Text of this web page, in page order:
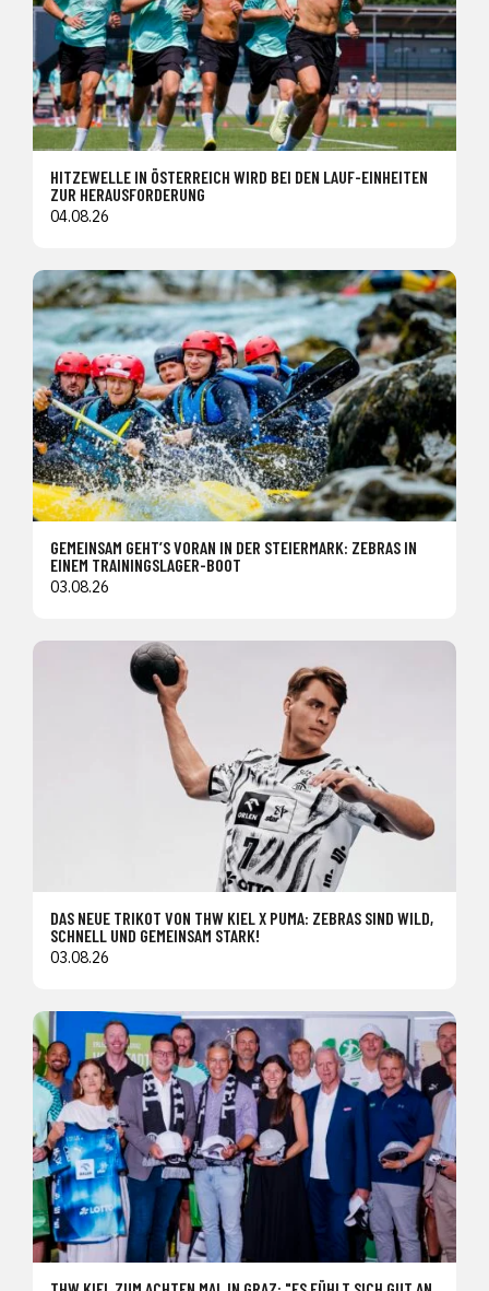
HITZEWELLE IN ÖSTERREICH WIRD BEI DEN LAUF-EINHEITEN
ZUR HERAUSFORDERUNG
04.08.26
GEMEINSAM GEHT’S VORAN IN DER STEIERMARK: ZEBRAS IN
EINEM TRAININGSLAGER-BOOT
03.08.26
DAS NEUE TRIKOT VON THW KIEL X PUMA: ZEBRAS SIND WILD,
SCHNELL UND GEMEINSAM STARK!
03.08.26